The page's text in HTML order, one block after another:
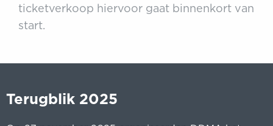
ticketverkoop hiervoor gaat binnenkort van
start.
Terugblik 2025